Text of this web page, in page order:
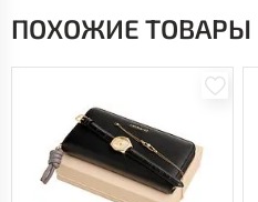
ПОХОЖИЕ ТОВАРЫ